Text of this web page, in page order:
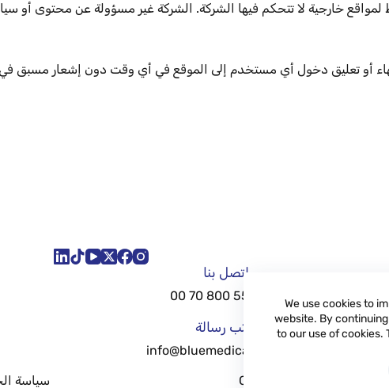
We use cookies to
website. By
to our use of cookies.
لمواقع خارجية لا تتحكم فيها الشركة. الشركة غير مسؤولة عن محتوى أو
أو تعليق دخول أي مستخدم إلى الموقع في أي وقت دون إشعار مسبق
اتصل بنا
اكتب رسالة
info@bluemedicalplus.com
Copyright © 2026 - سياسة